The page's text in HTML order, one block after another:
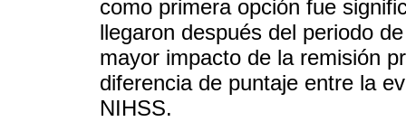
como primera opción fue
llegaron después del periodo
mayor impacto de la remisión
diferencia de puntaje entre la
NIHSS.